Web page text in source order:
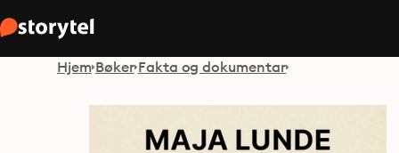
Hjem Bøker Fakta og dokumentar